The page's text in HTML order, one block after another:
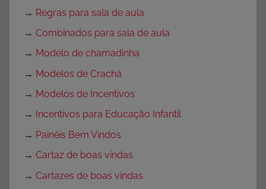
→ Regras para sala de aula
→ Combinados para sala de aula
→ Modelo de chamadinha
→ Modelos de Crachá
→ Modelos de Incentivos
→
Incentivos para Educação Infantil
→ Painéis Bem Vindos
→ Cartaz de boas vindas
→ Cartazes de boas vindas